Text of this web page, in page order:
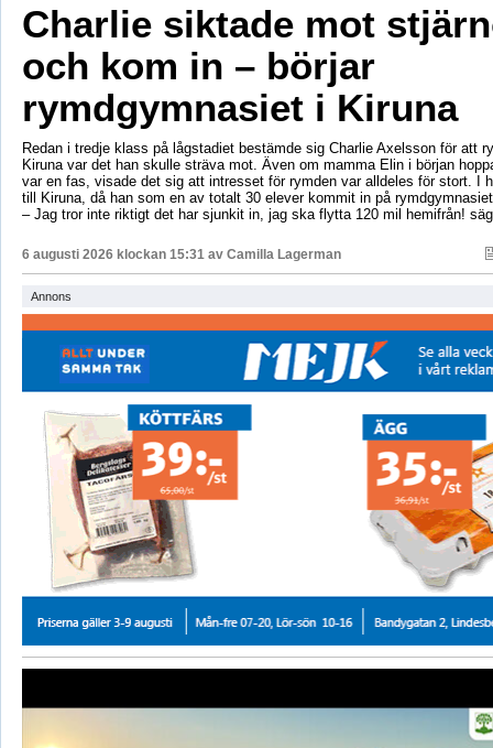
Charlie siktade mot
och kom in – börjar
rymdgymnasiet i Kiruna
Redan i tredje klass på lågstadiet bestämde sig Charlie Axelsson för att
Kiruna var det han skulle sträva mot. Även om mamma Elin i början
var en fas, visade det sig att intresset för rymden var alldeles för stort. I
till Kiruna, då han som en av totalt 30 elever kommit in på
– Jag tror inte riktigt det har sjunkit in, jag ska flytta 120 mil hemifrån!
6 augusti 2026 klockan 15:31 av Camilla Lagerman
Annons